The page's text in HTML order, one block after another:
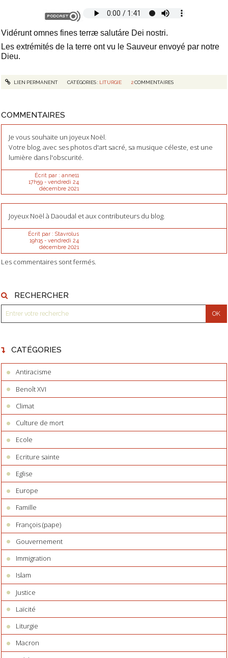
RECHERCHER
CATÉGORIES
Antiracisme
Benoît XVI
Climat
Culture de mort
Ecole
Ecriture sainte
Eglise
Europe
Famille
François (pape)
Gouvernement
Immigration
Islam
Justice
Laïcité
Liturgie
Macron
Vidérunt omnes fines terræ salutáre Dei nostri.
Les extrémités de la terre ont vu le Sauveur envoyé par notre
Dieu.
LIEN PERMANENT CATÉGORIES : LITURGIE 2COMMENTAIRES
COMMENTAIRES
Je vous souhaite un joyeux Noël.
Votre blog, avec ses photos d'art sacré, sa musique céleste, est une
lumière dans l'obscurité.
Écrit par : anne11
17h59- vendredi 24
décembre 2021
Joyeux Noël à Daoudal et aux contributeurs du blog.
Écrit par : Stavrolus
19h15- vendredi 24
décembre 2021
Les commentaires sont fermés.